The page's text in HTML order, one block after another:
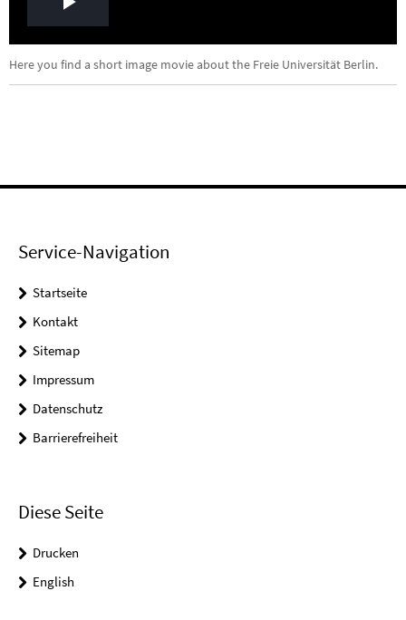
Play
Video
Here you find a short image movie about the Freie Universität Berlin.
Service-Navigation
Startseite
Kontakt
Sitemap
Impressum
Datenschutz
Barrierefreiheit
Diese Seite
Drucken
English